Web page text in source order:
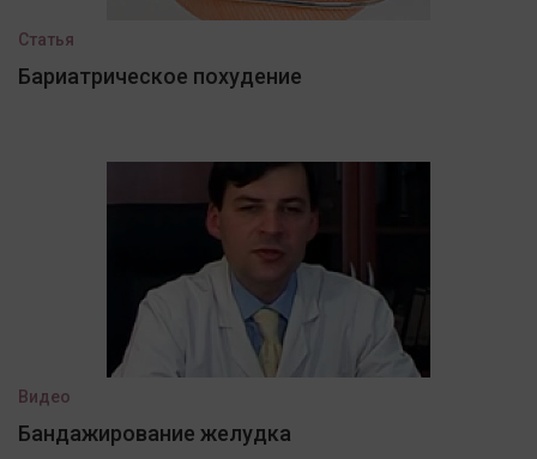
Статья
Бариатрическое похудение
Видео
Бандажирование желудка